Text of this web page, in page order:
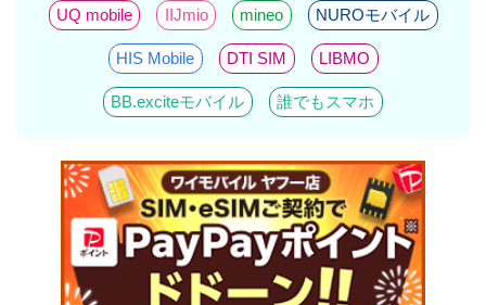
UQ mobile IIJmio mineo NUROモバイル
HIS Mobile DTI SIM LIBMO
BB.exciteモバイル 誰でもスマホ